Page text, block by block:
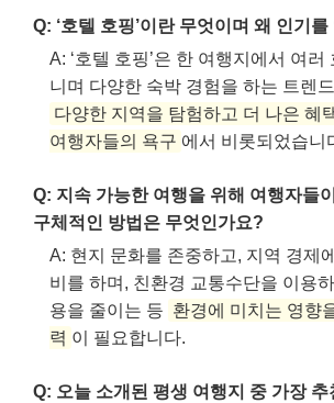
Q: ‘호텔 호핑’이란 무엇이며 왜 인기
A: ‘호텔 호핑’은 한 여행지에서 여러
니며 다양한 숙박 경험을 하는 트렌
다양한 지역을 탐험하고 더 나은 혜
여행자들의 욕구 에서 비롯되었습니
Q: 지속 가능한 여행을 위해 여행자들
구체적인 방법은 무엇인가요?
A: 현지 문화를 존중하고, 지역 경제
비를 하며, 친환경 교통수단을 이용
용을 줄이는 등 환경에 미치는 영향
력 이 필요합니다.
Q: 오늘 소개된 평생 여행지 중 가장 추